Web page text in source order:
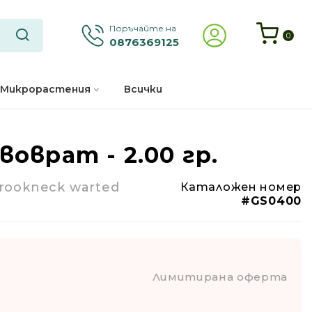
Поръчайте на
0876369125
0
Микрорастения Всички
Годишно
-61%
- 2.00 гр.
warted
Каталожен номер
#GS0400
Лимитирана оферта